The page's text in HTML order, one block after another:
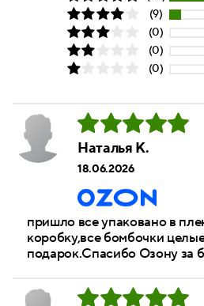
(9)
(0)
(0)
(0)
Наталья К.
18.06.2026
пришло все упаковано в
коробку,все бомбочки
подарок.Спасибо Озону за